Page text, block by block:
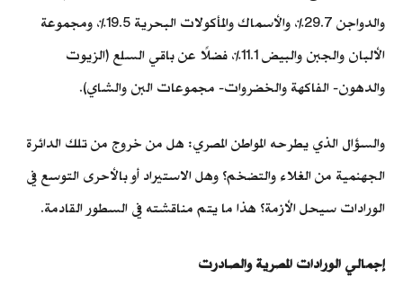
والدواجن 29.7%، والأسماك والمأكولات البحرية 19.5%، ومجموعة
الألبان والجبن والبيض 11.1%، فضلًا عن باقي السلع (الزيوت
والدهون- الفاكهة والخضروات- مجموعات البن والشاي).
والسؤال الذي يطرحه المواطن المصري: هل من خروج من تلك الدائرة
الجهنمية من الغلاء والتضخم؟ وهل الاستيراد أو بالأحرى التوسع في
الورادات سيحل الأزمة؟ هذا ما يتم مناقشته في السطور القادمة.
إجمالي الورادات المصرية والصادرت